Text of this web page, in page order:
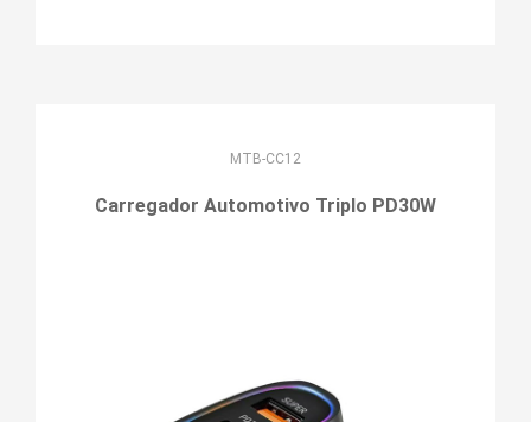
MTB-CC12
Carregador Automotivo Triplo PD30W